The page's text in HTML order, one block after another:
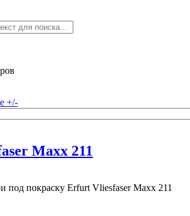
+/-
Maxx 211
под покраску Erfurt Vliesfaser Maxx 211